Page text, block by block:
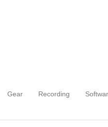
Gear Recording